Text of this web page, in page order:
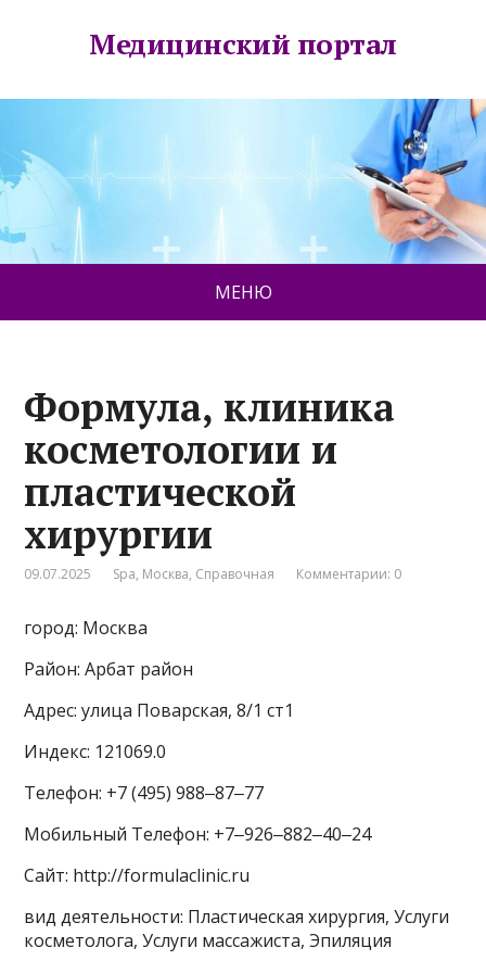
Медицинский портал
МЕНЮ
Формула, клиника
косметологии и
пластической
хирургии
09.07.2025 Spa, Москва, Справочная Комментарии: 0
город: Москва
Район: Арбат район
Адрес: улица Поварская, 8/1 ст1
Индекс: 121069.0
Телефон: +7 (495) 988‒87‒77
Мобильный Телефон: +7‒926‒882‒40‒24
Сайт: http://formulaclinic.ru
вид деятельности: Пластическая хирургия, Услуги
косметолога, Услуги массажиста, Эпиляция